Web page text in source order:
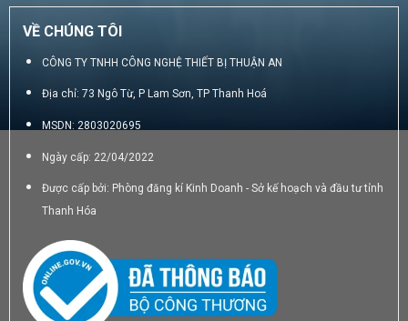
VỀ CHÚNG TÔI
CÔNG TY TNHH CÔNG NGHỆ THIẾT BỊ THUẬN AN
Địa chỉ: 73 Ngô Từ, P Lam Sơn, TP Thanh Hoá
MSDN: 2803020695
Ngày cấp: 22/04/2022
Được cấp bởi: Phòng đăng kí Kinh Doanh - Sở kế hoạch và đầu tư tỉnh
Thanh Hóa